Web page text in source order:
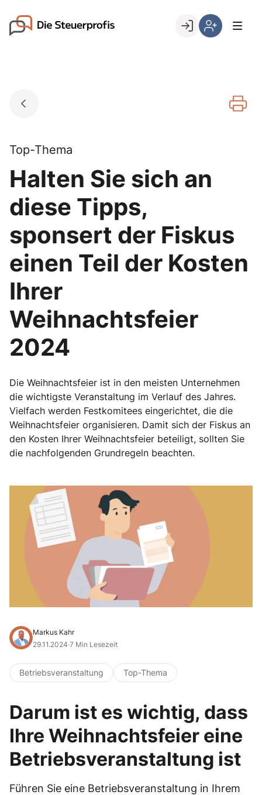
content
Go to landing page.
registrieren,
Top-Thema
Halten Sie sich an
diese Tipps,
sponsert der Fiskus
einen Teil der Kosten
Ihrer
Weihnachtsfeier
2024
Die Weihnachtsfeier ist in den meisten Unternehmen
die wichtigste Veranstaltung im Verlauf des Jahres.
Vielfach werden Festkomitees eingerichtet, die die
Weihnachtsfeier organisieren. Damit sich der Fiskus an
den Kosten Ihrer Weihnachtsfeier beteiligt, sollten Sie
die nachfolgenden Grundregeln beachten.
Markus Kahr
29.11.2024·7 Min Lesezeit
Betriebsveranstaltung Top-Thema
Darum ist es wichtig, dass
Ihre Weihnachtsfeier eine
Betriebsveranstaltung ist
Führen Sie eine Betriebsveranstaltung in Ihrem